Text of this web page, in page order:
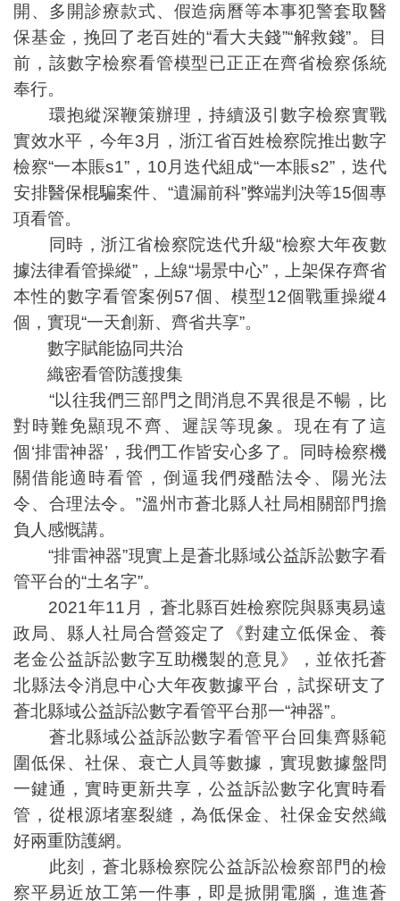
開、多開診療款式、假造病曆等本事犯警套取醫
保基金，挽回了老百姓的“看大夫錢”“解救錢”。目
前，該數字檢察看管模型已正正在齊省檢察係統
奉行。
環抱縱深鞭策辦理，持續汲引數字檢察實戰
實效水平，今年3月，浙江省百姓檢察院推出數字
檢察“一本賬s1”，10月迭代組成“一本賬s2”，迭代
安排醫保棍騙案件、“遺漏前科”弊端判決等15個專
項看管。
同時，浙江省檢察院迭代升級“檢察大年夜數
據法律看管操縱”，上線“場景中心”，上架保存齊省
本性的數字看管案例57個、模型12個戰重操縱4
個，實現“一天創新、齊省共享”。
數字賦能協同共治
織密看管防護搜集
“以往我們三部門之間消息不異很是不暢，比
對時難免顯現不齊、遲誤等現象。現在有了這
個‘排雷神器’，我們工作皆安心多了。同時檢察機
關借能適時看管，倒逼我們殘酷法令、陽光法
令、合理法令。”溫州市蒼北縣人社局相關部門擔
負人感慨講。
“排雷神器”現實上是蒼北縣域公益訴訟數字看
管平台的“土名字”。
2021年11月，蒼北縣百姓檢察院與縣夷易遠
政局、縣人社局合營簽定了《對建立低保金、養
老金公益訴訟數字互助機製的意見》，並依托蒼
北縣法令消息中心大年夜數據平台，試探研支了
蒼北縣域公益訴訟數字看管平台那一“神器”。
蒼北縣域公益訴訟數字看管平台回集齊縣範
圍低保、社保、衰亡人員等數據，實現數據盤問
一鍵通，實時更新共享，公益訴訟數字化實時看
管，從根源堵塞裂縫，為低保金、社保金安然織
好兩重防護網。
此刻，蒼北縣檢察院公益訴訟檢察部門的檢
察平易近放工第一件事，即是掀開電腦，進進蒼